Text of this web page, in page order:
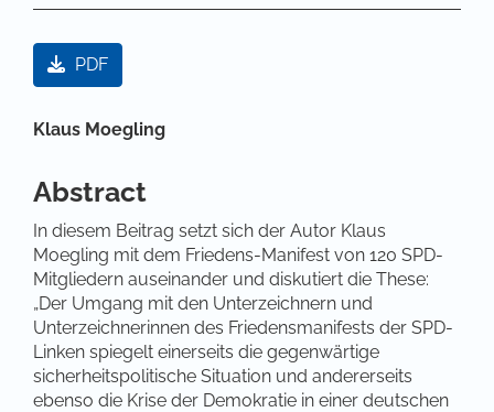
Artikel-Sidebar
PDF
Hauptsächlicher Artikelinhalt
Klaus Moegling
Abstract
In diesem Beitrag setzt sich der Autor Klaus
Moegling mit dem Friedens-Manifest von 120 SPD-
Mitgliedern auseinander und diskutiert die These:
„Der Umgang mit den Unterzeichnern und
Unterzeichnerinnen des Friedensmanifests der SPD-
Linken spiegelt einerseits die gegenwärtige
sicherheitspolitische Situation und andererseits
ebenso die Krise der Demokratie in einer deutschen